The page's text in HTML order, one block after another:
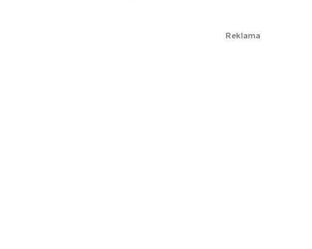
Reklama